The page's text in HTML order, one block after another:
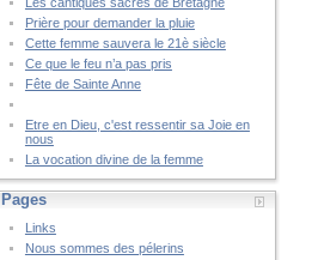
Prière pour demander la pluie
Cette femme sauvera le 21è siècle
Ce que le feu n’a pas pris
Fête de Sainte Anne
Etre en Dieu, c'est ressentir sa Joie en
nous
La vocation divine de la femme
Pages
Links
Nous sommes des pélerins